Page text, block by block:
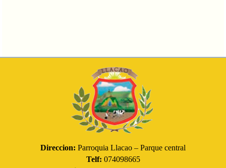
Direccion: Parroquia Llacao – Parque central
Telf: 074098665